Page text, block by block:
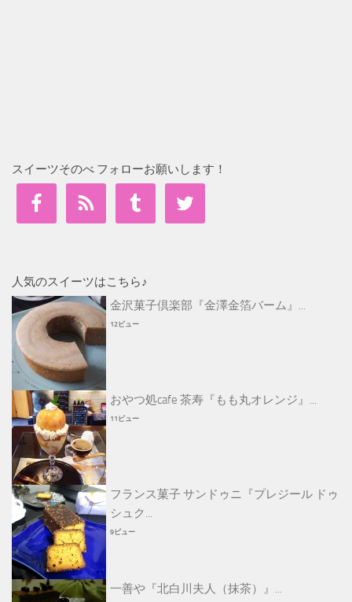
スイーツそのべ フォローお願いします！
人気のスイーツはこちら♪
金沢菓子倶楽部『金澤金箔バーム』...
12ビュー
おやつ処cafe 茶寿『もも丸オレンジ』...
11ビュー
フランス菓子 サンドゥニ『プレジール ドゥ
シュク...
9ビュー
一善や『北白川夫人（抹茶）』...